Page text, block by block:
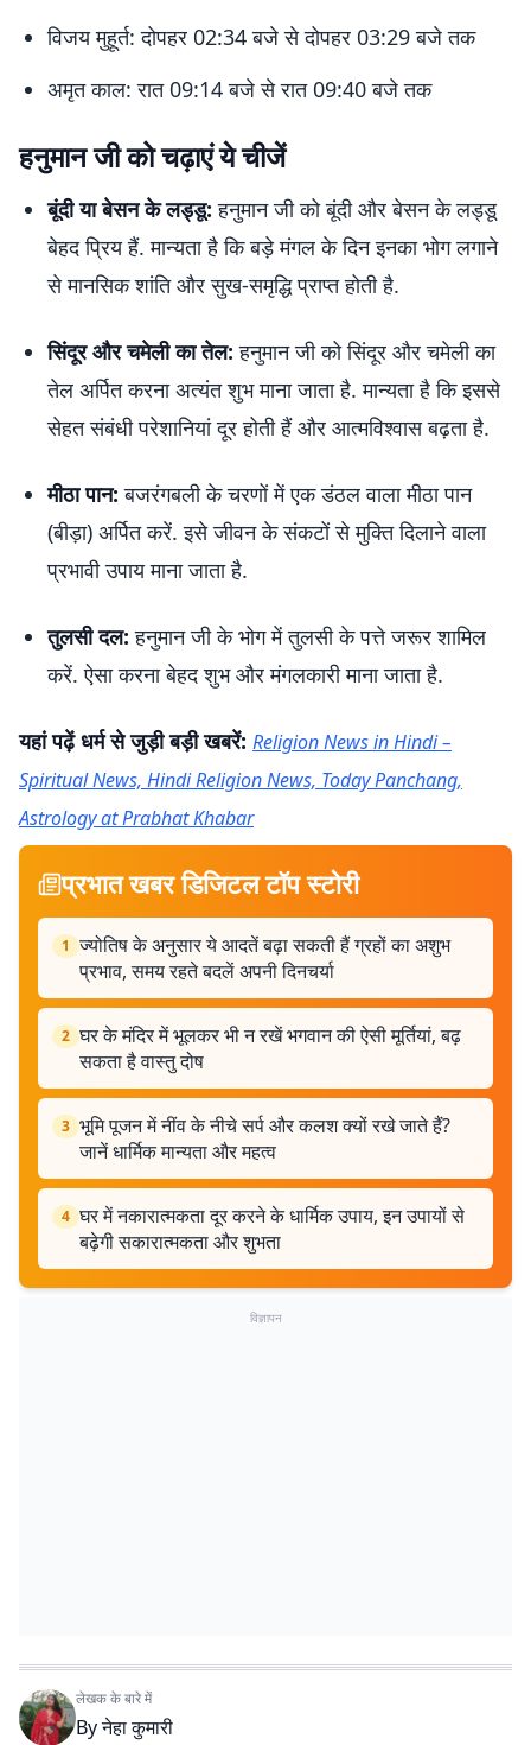
विजय मुहूर्त: दोपहर 02:34 बजे से दोपहर 03:29 बजे तक
अमृत काल: रात 09:14 बजे से रात 09:40 बजे तक
हनुमान जी को चढ़ाएं ये चीजें
बूंदी या बेसन के लड्डू: हनुमान जी को बूंदी और बेसन के लड्डू
बेहद प्रिय हैं. मान्यता है कि बड़े मंगल के दिन इनका भोग लगाने
से मानसिक शांति और सुख-समृद्धि प्राप्त होती है.
सिंदूर और चमेली का तेल: हनुमान जी को सिंदूर और चमेली का
तेल अर्पित करना अत्यंत शुभ माना जाता है. मान्यता है कि इससे
सेहत संबंधी परेशानियां दूर होती हैं और आत्मविश्वास बढ़ता है.
मीठा पान: बजरंगबली के चरणों में एक डंठल वाला मीठा पान
(बीड़ा) अर्पित करें. इसे जीवन के संकटों से मुक्ति दिलाने वाला
प्रभावी उपाय माना जाता है.
तुलसी दल: हनुमान जी के भोग में तुलसी के पत्ते जरूर शामिल
करें. ऐसा करना बेहद शुभ और मंगलकारी माना जाता है.
यहां पढ़ें धर्म से जुड़ी बड़ी खबरें: Religion News in Hindi –
Spiritual News, Hindi Religion News, Today Panchang,
Astrology at Prabhat Khabar
प्रभात खबर डिजिटल टॉप स्टोरी
1 ज्योतिष के अनुसार ये आदतें बढ़ा सकती हैं ग्रहों का अशुभ
प्रभाव, समय रहते बदलें अपनी दिनचर्या
2 घर के मंदिर में भूलकर भी न रखें भगवान की ऐसी मूर्तियां, बढ़
सकता है वास्तु दोष
3 भूमि पूजन में नींव के नीचे सर्प और कलश क्यों रखे जाते हैं?
जानें धार्मिक मान्यता और महत्व
4 घर में नकारात्मकता दूर करने के धार्मिक उपाय, इन उपायों से
बढ़ेगी सकारात्मकता और शुभता
विज्ञापन
लेखक के बारे में
Byनेहा कुमारी